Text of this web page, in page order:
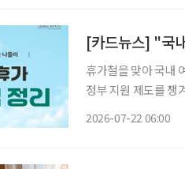
[카드뉴스] "국
휴가철을 맞아 국내
정부 지원 제도를 챙
2026-07-22 06:00